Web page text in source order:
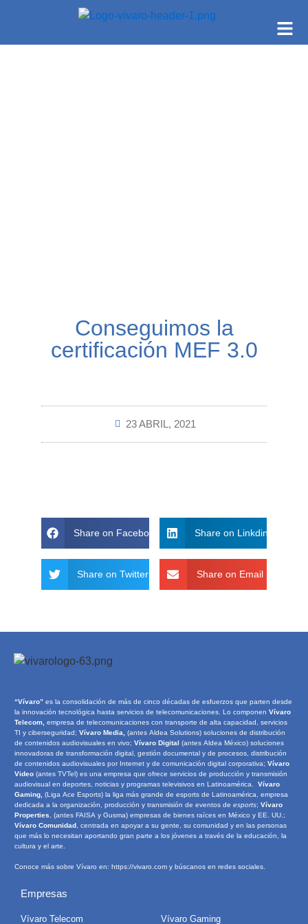
Conseguimos la
certificación MEF 3.0
23 ABRIL, 2021
Share on Facebook Share on Linkdin
Share on Twitter Share on Email
“Vívaro” es la consolidación de más de cinco décadas de esfuerzos que parten desde
la innovación tecnológica hasta servicios de telecomunicaciones. Lo componen Vívaro
Telecom, empresa de telecomunicaciones con transporte de alta capacidad, servicios
TI y ciberseguridad; Vívaro Media, (antes Aldea Solutions) soluciones de distribución
de contenidos audiovisuales en vivo; Vívaro Digital (antes Aldea México) soluciones
innovadoras de transformación digital, gestión documental y de procesos, distribución
de contenidos audiovisuales por Internet y de comunicación digital corporativa; Vívaro
Video (antes TVTel) es una empresa que ofrece servicios de producción y transmisión
audiovisual en deportes, noticias y programas televisivos en Latinoamérica. Vívaro
Gaming, (Liga Ace Esports) la liga más grande de esports de Latinoamérica, empresa
dedicada a la organización, producción y transmisión de eventos de esports; Vívaro
Properties, (antes FAISA y Gusma) empresas de bienes raíces en México y EE. UU.;
Vívaro Comunidad , centrada en apoyar a su gente, su comunidad y en las personas
que más lo necesitan aportando gran parte a los jóvenes a través de la educación, la
cultura y el arte.
Conoce más sobre Vívaro en: https://vivaro.com y búscanos en redes sociales.
Empresas
Vívaro Telecom Vívaro Gaming